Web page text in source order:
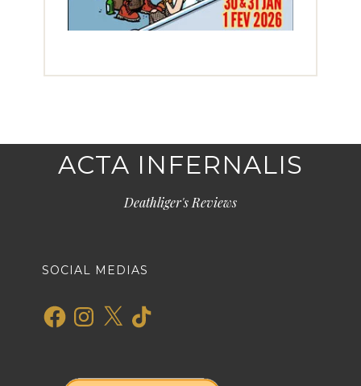
ACTA INFERNALIS
Deathliger's Reviews
SOCIAL MEDIAS
FacebookInstagram
X TikTok